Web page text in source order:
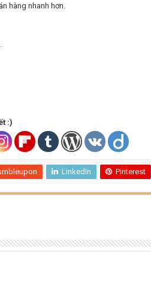
hàng nhanh hơn.
:)
LinkedIn Pinterest